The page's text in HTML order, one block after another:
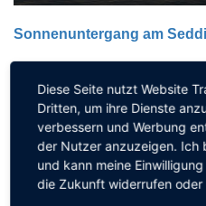
Sonnenuntergang am
Der Seddinsee ist ein
Stadtgrenze von Berlin
Diese Seite nutzt Website
Dritten, um ihre Dienste
verbessern und Werbung
der Nutzer anzuzeigen. Ich
und kann meine
die Zukunft widerrufen oder